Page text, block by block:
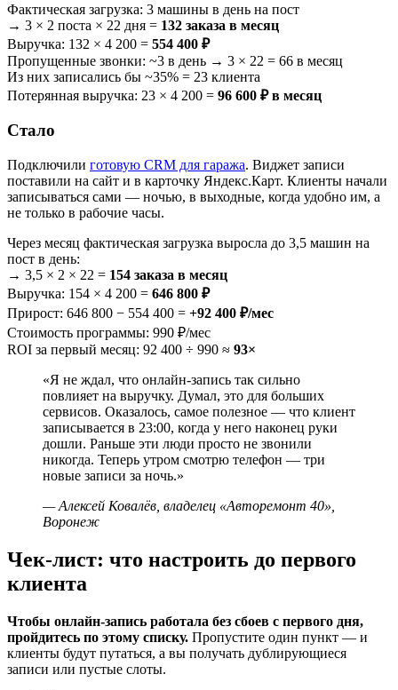
Фактическая загрузка: 3 машины в день на пост
→ 3 × 2 поста × 22 дня = 132 заказа в месяц
Выручка: 132 × 4 200 = 554 400 ₽
Пропущенные звонки: ~3 в день → 3 × 22 = 66 в месяц
Из них записались бы ~35% = 23 клиента
Потерянная выручка: 23 × 4 200 = 96 600 ₽ в месяц
Стало
Подключили готовую CRM для гаража. Виджет записи
поставили на сайт и в карточку Яндекс.Карт. Клиенты начали
записываться сами — ночью, в выходные, когда удобно им, а
не только в рабочие часы.
Через месяц фактическая загрузка выросла до 3,5 машин на
пост в день:
→ 3,5 × 2 × 22 = 154 заказа в месяц
Выручка: 154 × 4 200 = 646 800 ₽
Прирост: 646 800 − 554 400 = +92 400 ₽/мес
Стоимость программы: 990 ₽/мес
ROI за первый месяц: 92 400 ÷ 990 ≈ 93×
«Я не ждал, что онлайн-запись так сильно
повлияет на выручку. Думал, это для больших
сервисов. Оказалось, самое полезное — что клиент
записывается в 23:00, когда у него наконец руки
дошли. Раньше эти люди просто не звонили
никогда. Теперь утром смотрю телефон — три
новые записи за ночь.»
— Алексей Ковалёв, владелец «Авторемонт 40»,
Воронеж
Чек-лист: что настроить до первого
клиента
Чтобы онлайн-запись работала без сбоев с первого дня,
пройдитесь по этому списку. Пропустите один пункт — и
клиенты будут путаться, а вы получать дублирующиеся
записи или пустые слоты.